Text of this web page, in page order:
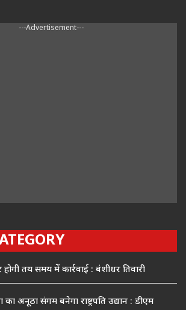
---Advertisement---
तय समय में कार्रवाई : बंशीधर तिवारी
अनूठा संगम बनेगा राष्ट्रपति उद्यान : डीएम